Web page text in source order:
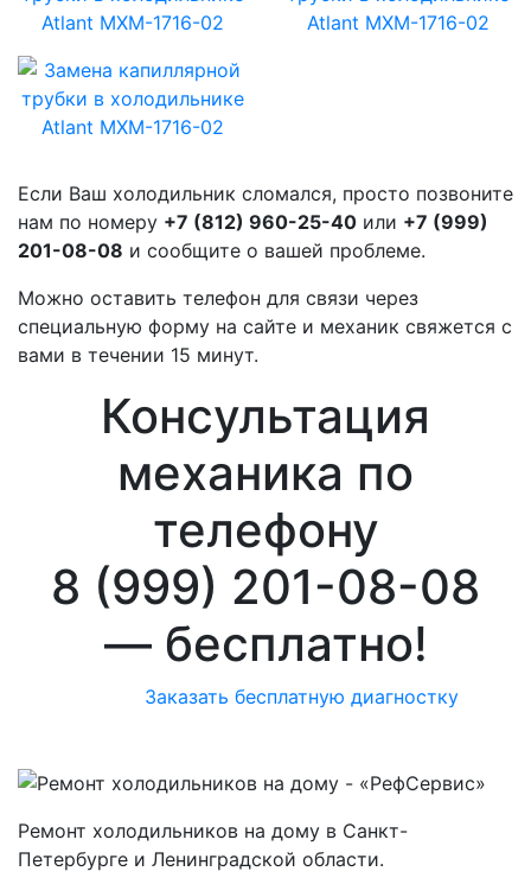
Если Ваш холодильник сломался, просто позвоните
нам по номеру +7 (812) 960-25-40 или +7 (999)
201-08-08 и сообщите о вашей проблеме.
Можно оставить телефон для связи через
специальную форму на сайте и механик свяжется с
вами в течении 15 минут.
Консультация
механика по
телефону
8 (999) 201-08-08
— бесплатно!
Заказать бесплатную диагностку
Ремонт холодильников на дому в Санкт-
Петербурге и Ленинградской области.